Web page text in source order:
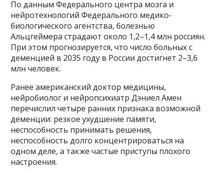
По данным Федерального центра мозга и
нейротехнологий Федерального медико-
биологического агентства, болезнью
Альцгеймера страдают около 1,2–1,4 млн россиян.
При этом прогнозируется, что число больных с
деменцией в 2035 году в России достигнет 2–3,6
млн человек.
Ранее американский доктор медицины,
нейробиолог и нейропсихиатр Дэниел Амен
перечислил четыре ранних признака возможной
деменции: резкое ухудшение памяти,
неспособность принимать решения,
неспособность долго концентрироваться на
одном деле, а также частые приступы плохого
настроения.